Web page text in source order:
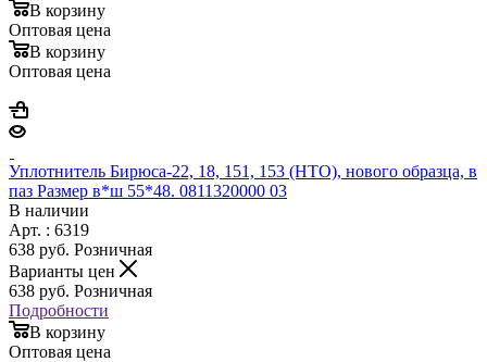
В корзину
Оптовая цена
В корзину
Оптовая цена
Уплотнитель Бирюса-22, 18, 151, 153 (НТО), нового образца, в
паз Размер в*ш 55*48. 0811320000 03
В наличии
Арт. : 6319
638 руб. Розничная
Варианты цен
638 руб. Розничная
Подробности
В корзину
Оптовая цена